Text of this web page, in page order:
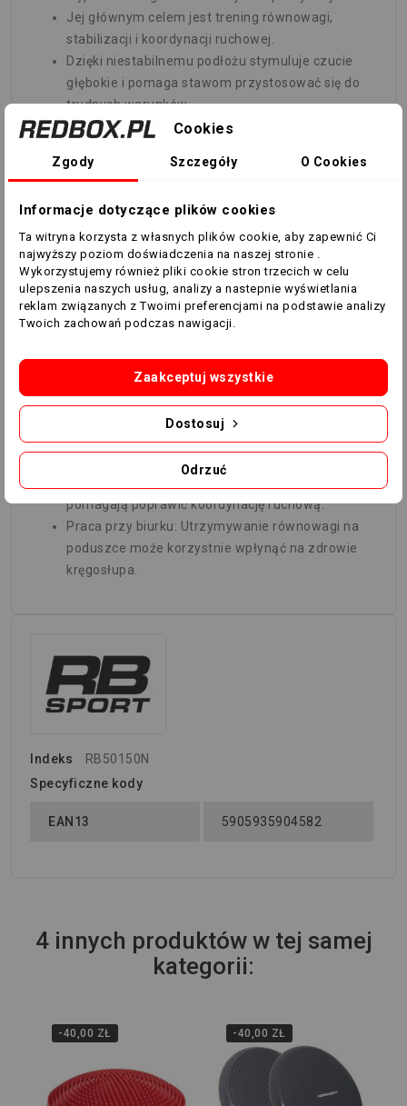
Jej głównym celem jest trening równowagi,
stabilizacji i koordynacji ruchowej.
Dzięki niestabilnemu podłożu stymuluje czucie
głębokie i pomaga stawom przystosować się do
trudnych warunków.
Jest szczególnie przydatna w procesie powrotu
profilaktyka.
Materiał i powierzchnie:
Wykonana z najwyższej jakości materiału PVC.
Posiada dwie rodzaje powierzchni:
Gładką z niewielkimi wypustkami oraz masującą i
stymulującą długimi wypustkami.
Detale produktu:
Kolor: niebieski
Średnica: 33 cm.
Zastosowanie dla różnych grup:
pomagają poprawić koordynację ruchową.
Praca przy biurku: Utrzymywanie równowagi na
poduszce może korzystnie wpłynąć na zdrowie
kręgosłupa.
Indeks
RB50150N
Specyficzne kody
EAN13 5905935904582
4 innych produktów w tej samej
kategorii:
-40,00 ZŁ -40,00 ZŁ
Cookies
Zgody Szczegóły O Cookies
Informacje dotyczące plików cookies
Ta witryna korzysta z własnych plików cookie, aby zapewnić Ci
najwyższy poziom doświadczenia na naszej stronie .
Wykorzystujemy również pliki cookie stron trzecich w celu
ulepszenia naszych usług, analizy a nastepnie wyświetlania
reklam związanych z Twoimi preferencjami na podstawie analizy
Twoich zachowań podczas nawigacji.
Odrzuć
Dostosuj
Zaakceptuj wszystkie